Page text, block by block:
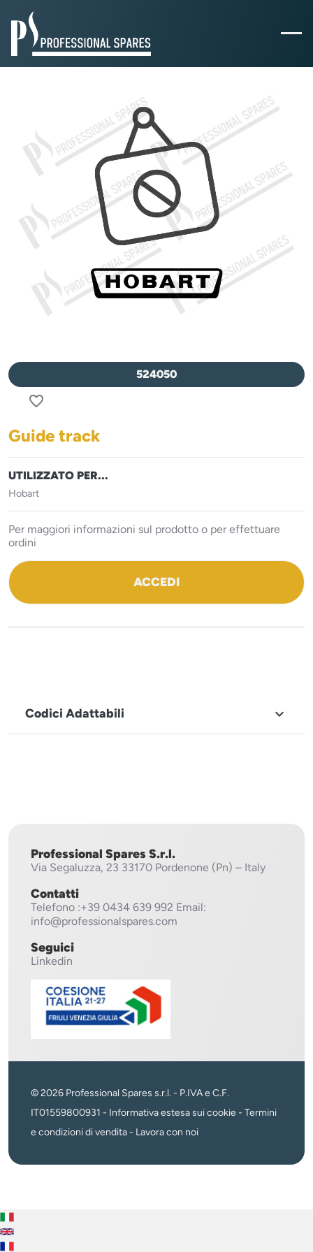
524050
favorite_border
Guide track
UTILIZZATO PER...
Hobart
Per maggiori informazioni sul prodotto o per effettuare
ordini
ACCEDI
Codici Adattabili 
Professional Spares S.r.l.
Via Segaluzza, 23 33170 Pordenone (Pn) – Italy
Contatti
Telefono :+39 0434 639 992 Email:
info@professionalspares.com
Seguici
Linkedin
© 2026 Professional Spares s.r.l. - P.IVA e C.F.
IT01559800931 - Informativa estesa sui cookie - Termini
e condizioni di vendita- Lavora con noi